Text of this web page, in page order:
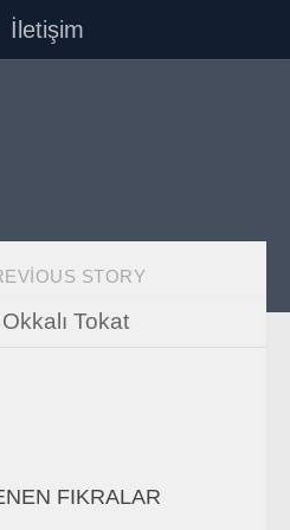
İletişim
STORY
Okkalı Tokat
FIKRALAR